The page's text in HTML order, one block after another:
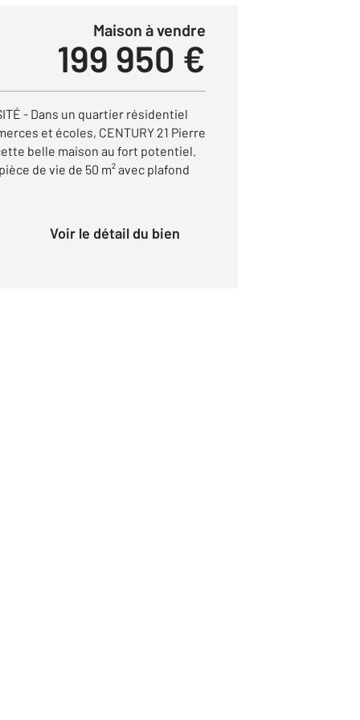
Maison à vendre
199 950 €
- Dans un quartier résidentiel
et écoles, CENTURY 21 Pierre
belle maison au fort potentiel.
de vie de 50 m² avec plafond
Voir le détail du bien